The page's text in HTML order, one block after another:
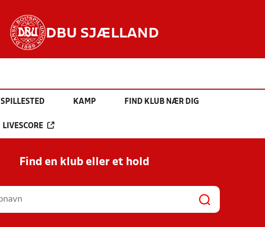
DBU SJÆLLAND
SPILLESTED KAMP FIND KLUB NÆR DIG
LIVESCORE
Find en klub eller et hold